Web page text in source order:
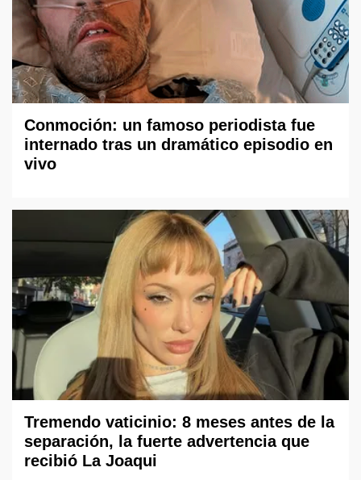
Conmoción: un famoso periodista fue
internado tras un dramático episodio en
vivo
Tremendo vaticinio: 8 meses antes de la
separación, la fuerte advertencia que
recibió La Joaqui